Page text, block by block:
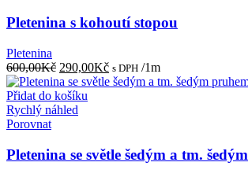
Pletenina s kohoutí stopou
Pletenina
600,00Kč Původní
cena
byla:
600,00Kč.
290,00KčAktuální
cena
s DPH /1m
Přidat do košíku
Rychlý náhled
Porovnat
Pletenina se světle šedým a tm.